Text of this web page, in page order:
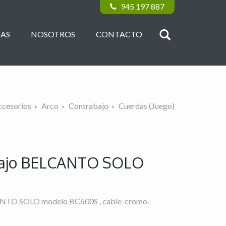
945 197 887
NOSOTROS CONTACTO
Arco Contrabajo Cuerdas (Juego)
BELCANTO SOLO
SOLO modelo BC600S , cable-cromo.